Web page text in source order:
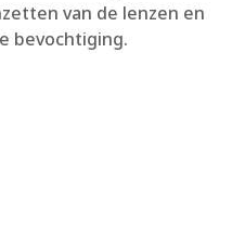
van de lenzen en
bevochtiging.